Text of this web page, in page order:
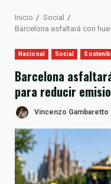
Inicio
Social
Barcelona asfaltará con
Nacional Social
Barcelona
para reducir
Vincenzo Gambaretto